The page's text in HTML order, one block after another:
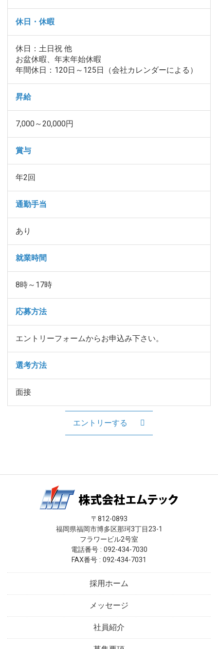
休日・休暇
休日：土日祝 他
お盆休暇、年末年始休暇
年間休日：120日～125日（会社カレンダーによる）
昇給
7,000～20,000円
賞与
年2回
通勤手当
あり
就業時間
8時～17時
応募方法
エントリーフォームからお申込み下さい。
選考方法
面接
エントリーする
事務スタッフ
現在、「事務スタッフ」は募集しておりません。
〒812-0893
福岡県福岡市博多区那珂3丁目23-1
フラワービル2号室
電話番号 : 092-434-7030
FAX番号 : 092-434-7031
採用ホーム
メッセージ
社員紹介